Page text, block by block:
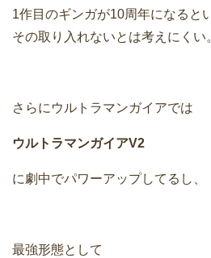
1作目のギンガが10周年になると
その取り入れないとは考えにくい
さらにウルトラマンガイアでは
ウルトラマンガイアV2
に劇中でパワーアップしてるし、
最強形態として